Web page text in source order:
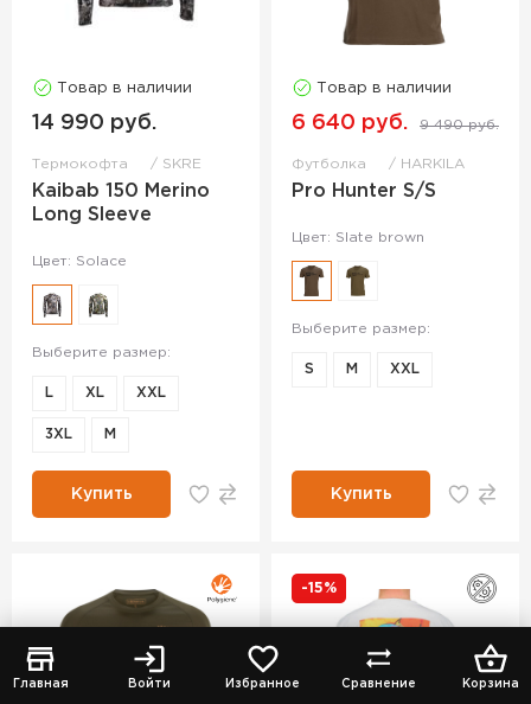
Главная Войти Избранное Сравнение Корзина
Товар в наличии
14 990 руб.
Термокофта SKRE
Kaibab 150 Merino
Long Sleeve
Цвет: Solace
Выберите размер:
L XL XXL
3XL М
Купить
Товар в наличии
6 640 руб. 9 490 руб.
Футболка HARKILA
Pro Hunter S/S
Цвет: Slate brown
Выберите размер:
S M XXL
Купить
-15%